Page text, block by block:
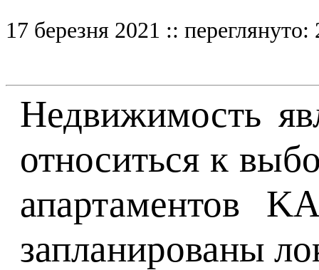
17 березня 2021 ::
Недвижимость
относиться к
апартаментов
запланированы